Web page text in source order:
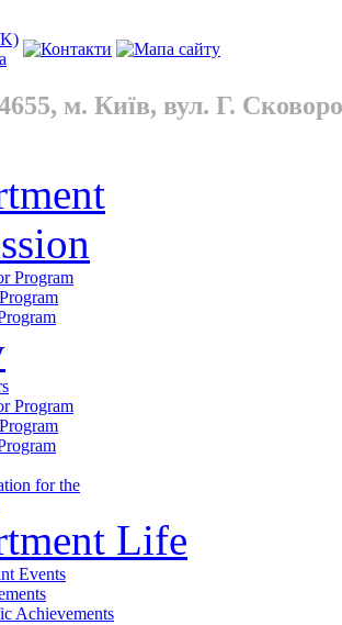
м. Київ, вул. Г.
Program
Program
for the
Life
Events
Achievements